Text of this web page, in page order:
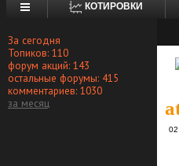
КОТИРОВКИ
За сегодня
Топиков: 110
форум акций: 143
остальные форумы: 415
комментариев: 1030
за месяц